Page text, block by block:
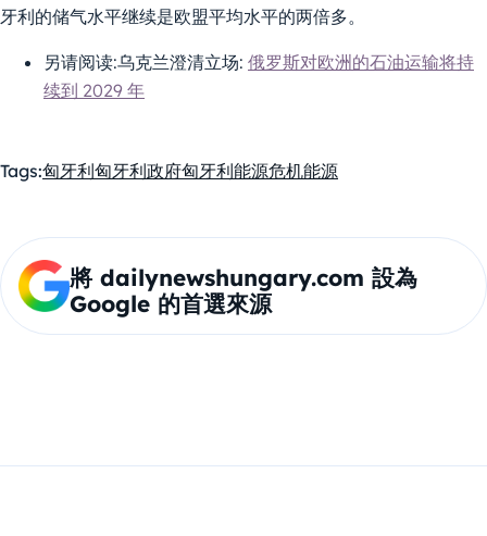
牙利的储气水平继续是欧盟平均水平的两倍多。
另请阅读:乌克兰澄清立场: 俄罗斯对欧洲的石油运输将持
续到 2029 年
Tags:匈牙利匈牙利政府匈牙利能源危机能源
將 dailynewshungary.com 設為
Google 的首選來源